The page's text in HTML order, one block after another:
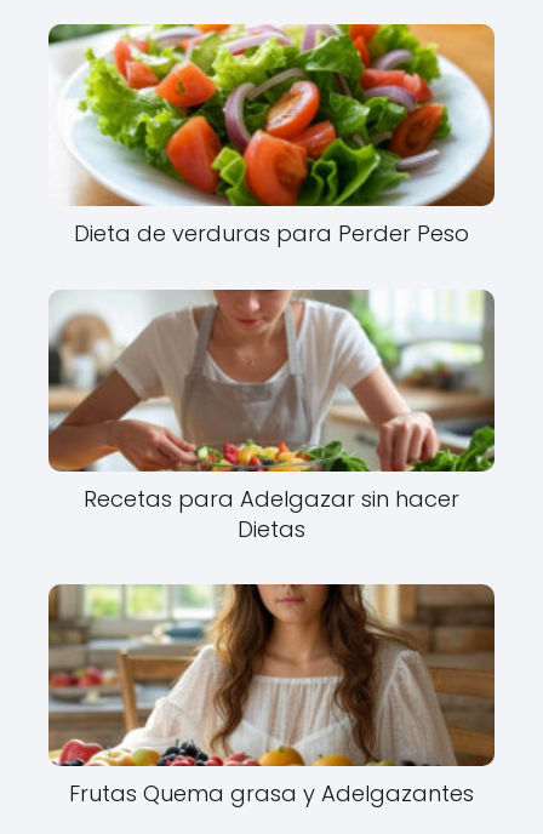
Dieta de verduras para Perder Peso
Recetas para Adelgazar sin hacer
Dietas
Frutas Quema grasa y Adelgazantes